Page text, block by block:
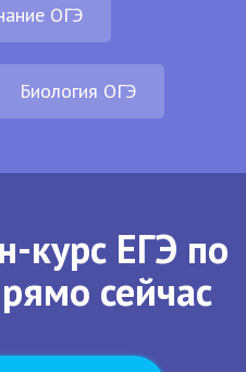
ОГЭ
Биология ОГЭ
курс ЕГЭ по
сейчас